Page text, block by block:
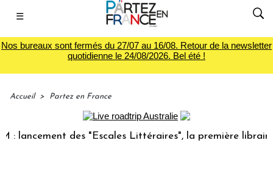
☰
Nos bureaux sont fermés du 27/07 au 16/08. Retour de la newsletter
quotidienne le 24/08/2026. Bel été !
Accueil > Partez en France
des "Escales Littéraires", la première librairie du